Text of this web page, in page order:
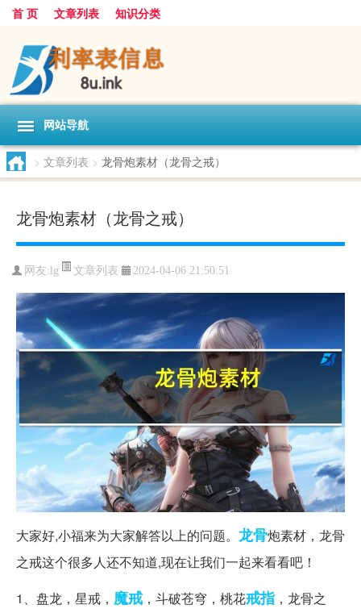
首 页 文章列表 知识分类
网站导航
> 文章列表 > 龙骨炮素材（龙骨之戒）
龙骨炮素材（龙骨之戒）
网友: lg 文章列表 2024-04-06 21:50:51
大家好,小福来为大家解答以上的问题。 龙骨炮素材，龙骨
之戒这个很多人还不知道,现在让我们一起来看看吧！
1、盘龙，星戒， 魔戒 ，斗破苍穹，桃花戒指 ，龙骨之